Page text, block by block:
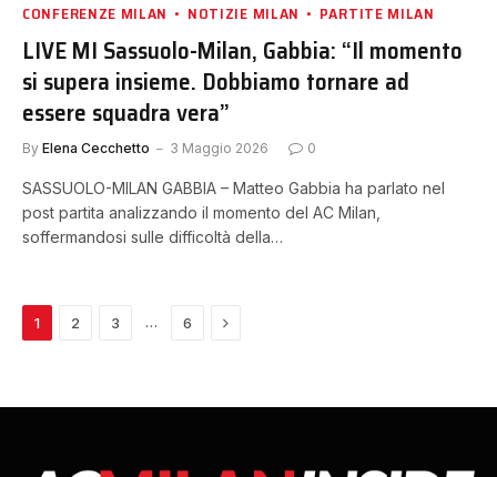
CONFERENZE MILAN NOTIZIE MILAN PARTITE MILAN
LIVE MI Sassuolo-Milan, Gabbia: “Il momento
si supera insieme. Dobbiamo tornare ad
essere squadra vera”
By Elena Cecchetto 3 Maggio 2026 0
SASSUOLO-MILAN GABBIA – Matteo Gabbia ha parlato nel
post partita analizzando il momento del AC Milan,
soffermandosi sulle difficoltà della…
1 2 3 … 6 Next